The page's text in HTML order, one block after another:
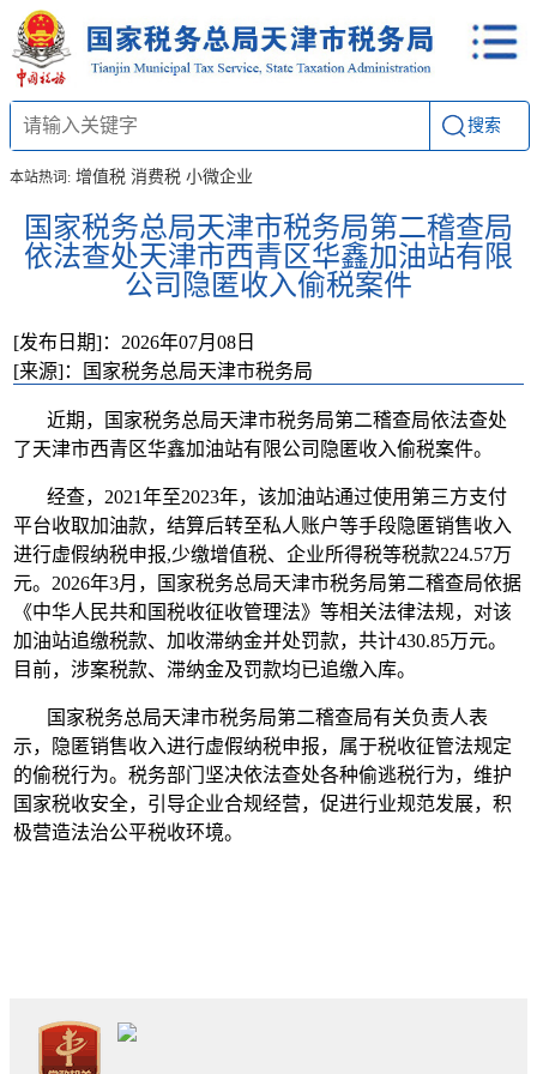
搜索
本站热词: 增值税 消费税 小微企业
国家税务总局天津市税务局第二稽查局
依法查处天津市西青区华鑫加油站有限
公司隐匿收入偷税案件
[发布日期]：2026年07月08日
[来源]：国家税务总局天津市税务局
近期，国家税务总局天津市税务局第二稽查局依法查处
了天津市西青区华鑫加油站有限公司隐匿收入偷税案件。
经查，2021年至2023年，该加油站通过使用第三方支付
平台收取加油款，结算后转至私人账户等手段隐匿销售收入
进行虚假纳税申报,少缴增值税、企业所得税等税款224.57万
元。2026年3月，国家税务总局天津市税务局第二稽查局依据
《中华人民共和国税收征收管理法》等相关法律法规，对该
加油站追缴税款、加收滞纳金并处罚款，共计430.85万元。
目前，涉案税款、滞纳金及罚款均已追缴入库。
国家税务总局天津市税务局第二稽查局有关负责人表
示，隐匿销售收入进行虚假纳税申报，属于税收征管法规定
的偷税行为。税务部门坚决依法查处各种偷逃税行为，维护
国家税收安全，引导企业合规经营，促进行业规范发展，积
极营造法治公平税收环境。